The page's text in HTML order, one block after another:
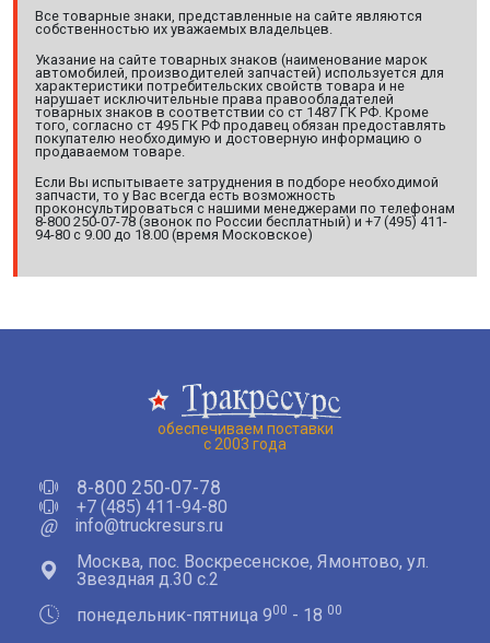
Все товарные знаки, представленные на сайте являются
собственностью их уважаемых владельцев.
Указание на сайте товарных знаков (наименование марок
автомобилей, производителей запчастей) используется для
характеристики потребительских свойств товара и не
нарушает исключительные права правообладателей
товарных знаков в соответствии со ст 1487 ГК РФ. Кроме
того, согласно ст 495 ГК РФ продавец обязан предоставлять
покупателю необходимую и достоверную информацию о
продаваемом товаре.
Если Вы испытываете затруднения в подборе необходимой
запчасти, то у Вас всегда есть возможность
проконсультироваться с нашими менеджерами по телефонам
8-800 250-07-78 (звонок по России бесплатный) и +7 (495) 411-
94-80 с 9.00 до 18.00 (время Московское)
обеспечиваем поставки
с 2003 года
8-800 250-07-78
+7 (485) 411-94-80
@
info@truckresurs.ru
Москва, пос. Воскресенское, Ямонтово, ул.
Звездная д.30 с.2
понедельник-пятница 900 - 18 00